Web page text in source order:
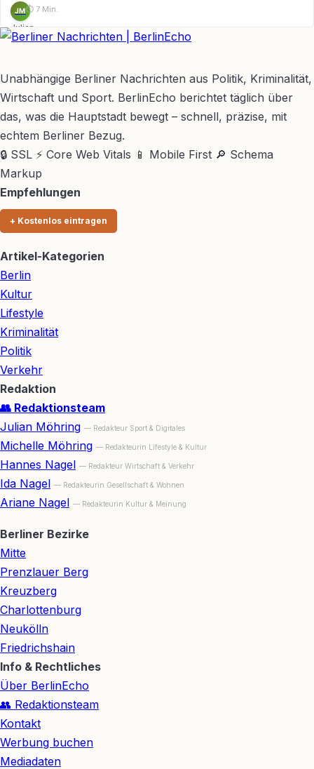
JM
Julian
Möhring
⏱ 7 Min.
Unabhängige Berliner Nachrichten aus Politik, Kriminalität,
Wirtschaft und Sport. BerlinEcho berichtet täglich über
das, was die Hauptstadt bewegt – schnell, präzise, mit
echtem Berliner Bezug.
🔒 SSL ⚡ Core Web Vitals 📱 Mobile First 🔎 Schema
Markup
Empfehlungen
+ Kostenlos eintragen
Artikel-Kategorien
Berlin
Kultur
Lifestyle
Kriminalität
Politik
Verkehr
Redaktion
👥 Redaktionsteam
Julian Möhring — Redakteur Sport & Digitales
Michelle Möhring — Redakteurin Lifestyle & Kultur
Hannes Nagel — Redakteur Wirtschaft & Verkehr
Ida Nagel — Redakteurin Gesellschaft & Wohnen
Ariane Nagel — Redakteurin Kultur & Meinung
Berliner Bezirke
Mitte
Prenzlauer Berg
Kreuzberg
Charlottenburg
Neukölln
Friedrichshain
Info & Rechtliches
Über BerlinEcho
👥 Redaktionsteam
Kontakt
Werbung buchen
Mediadaten